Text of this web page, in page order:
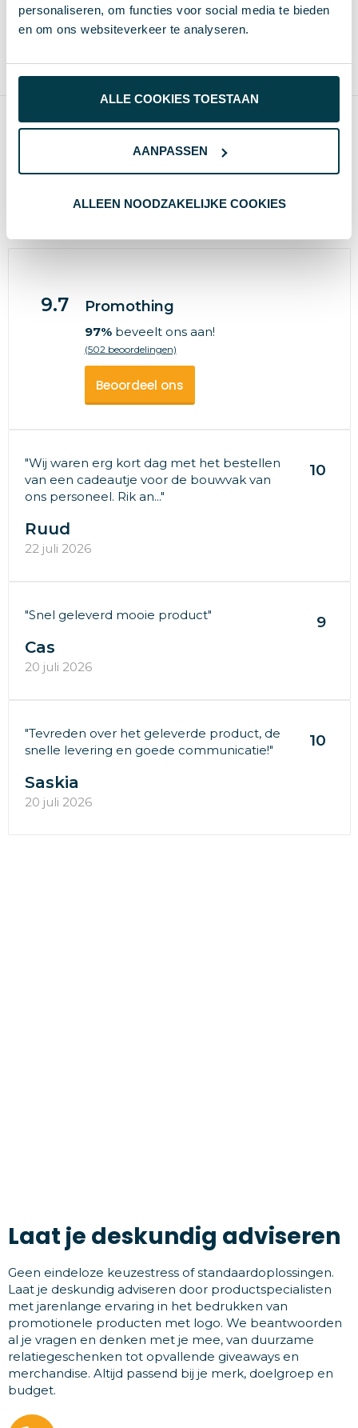
personaliseren, om functies voor social media te bieden
en om ons websiteverkeer te analyseren.
ALLE COOKIES TOESTAAN
AANPASSEN
ALLEEN NOODZAKELIJKE COOKIES
Vanaf
Blanco
Bedrukt
1 kleur of full-color
Max
Producten per pagina
Wat anderen zeggen
9.7 Promothing
97%beveelt ons aan!
(502 beoordelingen)
Beoordeel ons
"Wij waren erg kort dag met het bestellen
van een cadeautje voor de bouwvak van
ons personeel. Rik an..."
10
Ruud
22 juli 2026
"Snel geleverd mooie product" 9
Cas
20 juli 2026
"Tevreden over het geleverde product, de
snelle levering en goede communicatie!"
10
Saskia
20 juli 2026
Laat je deskundig adviseren
Geen eindeloze keuzestress of standaardoplossingen.
Laat je deskundig adviseren door productspecialisten
met jarenlange ervaring in het bedrukken van
promotionele producten met logo. We beantwoorden
al je vragen en denken met je mee, van duurzame
relatiegeschenken tot opvallende giveaways en
merchandise. Altijd passend bij je merk, doelgroep en
budget.